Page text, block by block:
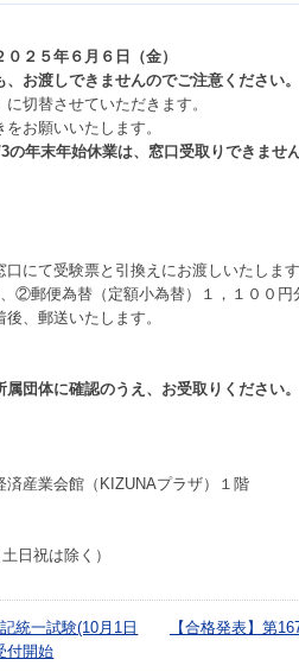
２５年６月６日（金）
お渡しできませんのでご注意ください。
切替させていただきます。
お願いいたします。
年末年始休業は、窓口受取りできませ
にて受験票と引換えにお渡しいたします
②郵便為替（定額小為替）１，１００円
、郵送いたします。
団体に確認のうえ、お受取りください。
産業会館（KIZUNAプラザ）１階
日祝は除く）
統一試験(10月1日
付開始
【合格発表】第